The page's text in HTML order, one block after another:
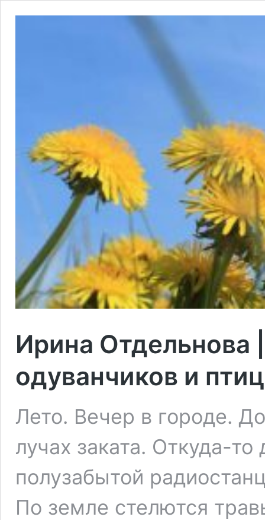
Ирина Отдельнова
одуванчиков и птиц
Лето. Вечер в городе.
лучах заката. Откуда-
полузабытой
По земле стелются